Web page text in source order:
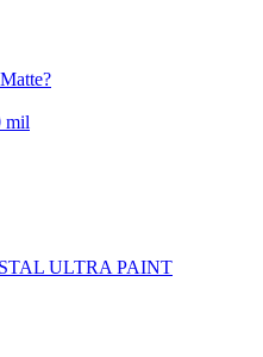
mil
ULTRA PAINT